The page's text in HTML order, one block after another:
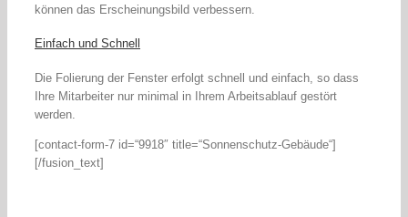
können das Erscheinungsbild verbessern.
Einfach und Schnell
Die Folierung der Fenster erfolgt schnell und einfach, so dass
Ihre Mitarbeiter nur minimal in Ihrem Arbeitsablauf gestört
werden.
[contact-form-7 id=“9918″ title=“Sonnenschutz-Gebäude“]
[/fusion_text]